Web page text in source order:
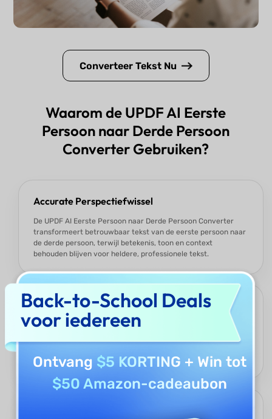
Converteer Tekst Nu
Waarom de UPDF AI Eerste
Persoon naar Derde Persoon
Converter Gebruiken?
Accurate Perspectiefwissel
De UPDF AI Eerste Persoon naar Derde Persoon Converter
transformeert betrouwbaar tekst van de eerste persoon naar
de derde persoon, terwijl betekenis, toon en context
behouden blijven voor heldere, professionele tekst.
Toon & Stijl Controle
Of u nu een formele, neutrale of narratieve toon nodig heeft,
contexten.
Back-to-School Deals
voor iedereen
Ontvang $5 KORTING + Win tot
$50 Amazon-cadeaubon